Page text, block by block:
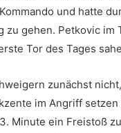
und hatte
gehen. Petkovic im
Tor des Tages
zunächst
im Angriff
Minute ein Freistoß